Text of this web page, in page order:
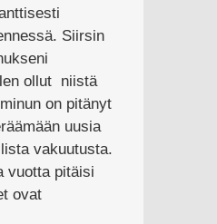
Siirsin
ollut niistä
on pitänyt
uusia
vakuutusta.
vuotta pitäisi
ovat